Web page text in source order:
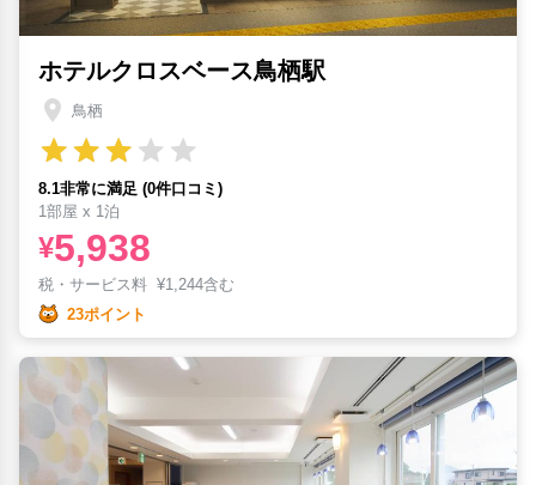
ホテルクロスベース鳥栖駅
鳥栖
8.1非常に満足 (0件口コミ)
1部屋 x 1泊
¥5,938
税・サービス料 ¥1,244含む
23ポイント